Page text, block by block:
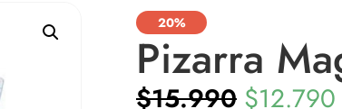
20%
Pizarra
$15.990 $12.790